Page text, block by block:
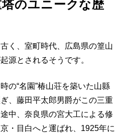
のユニークな歴
く、室町時代、広島県の篁山
源とされるそうです。
の“名園”椿山荘を築いた山縣
、藤田平太郎男爵がこの三重
中、奈良県の宮大工による修
・目白へと運ばれ、1925年に